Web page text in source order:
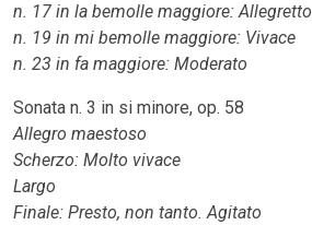
n. 17 in la bemolle maggiore: Allegretto
n. 19 in mi bemolle maggiore: Vivace
n. 23 in fa maggiore: Moderato
Sonata n. 3 in si minore, op. 58
Allegro maestoso
Scherzo: Molto vivace
Largo
Finale: Presto, non tanto. Agitato